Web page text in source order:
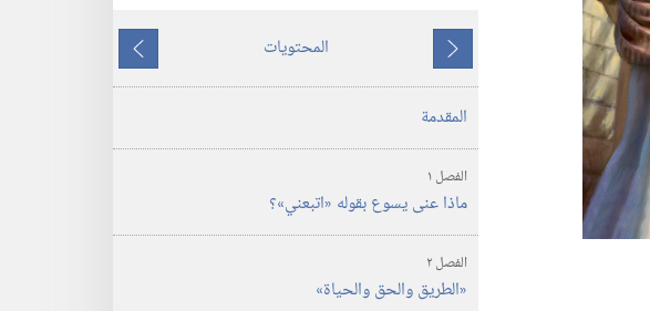
اتبعني»‏
ما
يسبق
المحتويات
ما
يلي
المقدمة
الفصل ١
ماذا عنى يسوع بقوله «اتبعني»؟‏
الفصل ٢
‏«الطريق والحق والحياة»‏